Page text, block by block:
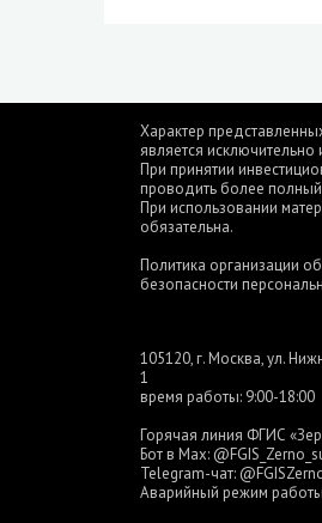
Характер
является
При принятии
проводить более
При использовании
обязательна.
Политика организации
безопасности
105120, г. Москва, ул.
1
время работы: 9:00-18:00
Горячая линия ФГИС
Бот в Max:
Telegram-чат:
Аварийный режим работы